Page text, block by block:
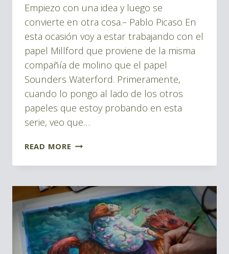
Montes
Empiezo con una idea y luego se
convierte en otra cosa.– Pablo Picaso En
esta ocasión voy a estar trabajando con el
papel Millford que proviene de la misma
compañía de molino que el papel
Sounders Waterford. Primeramente,
cuando lo pongo al lado de los otros
papeles que estoy probando en esta
serie, veo que…
READ MORE ¿POR
PAPEL
DE
ACUARELA
MILLFORD
ES